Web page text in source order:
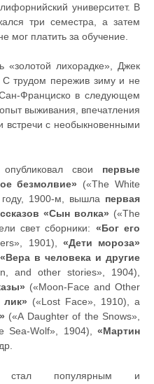
университет. В
три семестра, а затем
мог платить за обучение.
«золотой лихорадке», Джек
С трудом пережив зиму и не
Франциско в следующем
выживания, впечатления
встречи с необыкновенными
свои первые
безмолвие» («The White
1900-м, вышла первая
«Сын волка» («The
свет сборники: «Бог его
1901), «Дети мороза»
«Вера в человека и другие
and other stories», 1904),
(«Moon-Face and Other
лик» («Lost Face», 1910), а
(«A Daughter of the Snows»,
Sea-Wolf», 1904),«Мартин
популярным и